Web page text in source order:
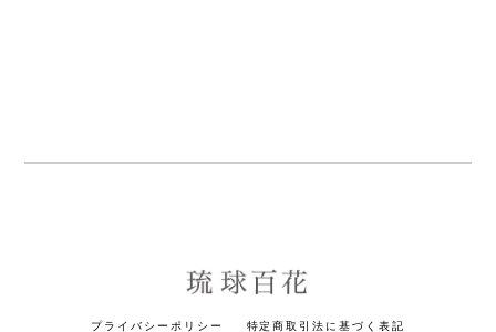
プライバシーポリシー 特定商取引法に基づく表記